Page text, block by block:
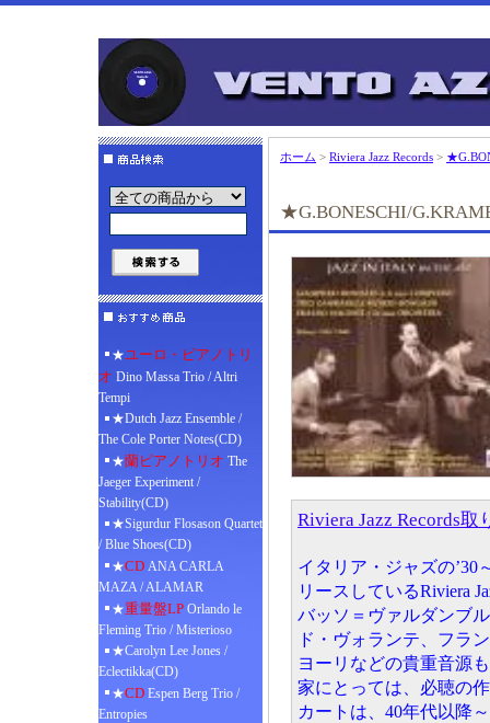
★ユーロ・ピアノトリ
オ Dino Massa Trio / Altri
Tempi
★Dutch Jazz Ensemble /
The Cole Porter Notes(CD)
★蘭ピアノトリオ The
Jaeger Experiment /
Stability(CD)
★Sigurdur Flosason Quartet
/ Blue Shoes(CD)
★CD ANA CARLA
MAZA / ALAMAR
★重量盤LP Orlando le
Fleming Trio / Misterioso
★Carolyn Lee Jones /
Eclectikka(CD)
★CD Espen Berg Trio /
Entropies
ホーム > Riviera Jazz Records >
★G.BONESCHI/
Riviera Jazz Records
イタリア・ジャズの’30
リースしているRiviera
バッソ＝ヴァルダンブ
ド・ヴォランテ、フラ
ヨーリなどの貴重音源
家にとっては、必聴の
カートは、40年代以降